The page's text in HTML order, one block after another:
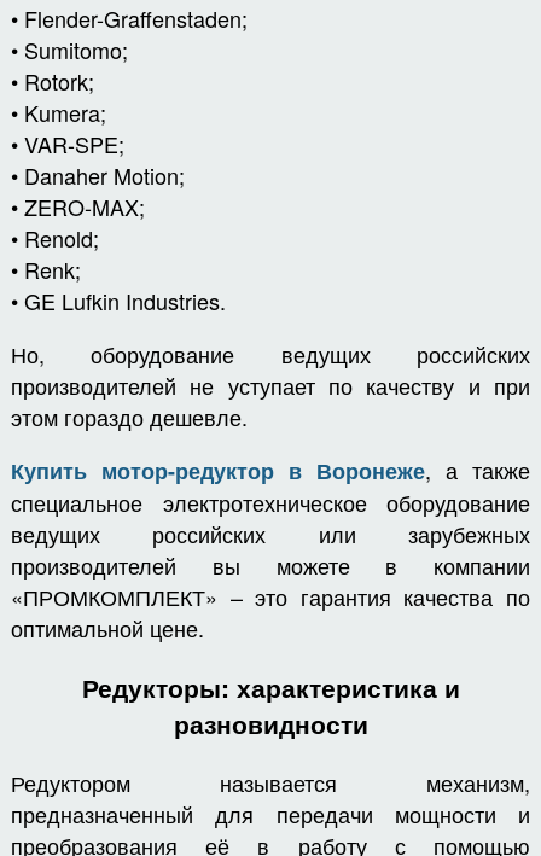
• Flender-Graffenstaden;
• Sumitomo;
• Rotork;
• Kumera;
• VAR-SPE;
• Danaher Motion;
• ZERO-MAX;
• Renold;
• Renk;
• GE Lufkin Industries.
Но, оборудование ведущих российских
производителей не уступает по качеству и при
этом гораздо дешевле.
Купить мотор-редуктор в Воронеже, а также
специальное электротехническое оборудование
ведущих российских или зарубежных
производителей вы можете в компании
«ПРОМКОМПЛЕКТ» – это гарантия качества по
оптимальной цене.
Редукторы: характеристика и
разновидности
Редуктором называется механизм,
предназначенный для передачи мощности и
преобразования её в работу с помощью